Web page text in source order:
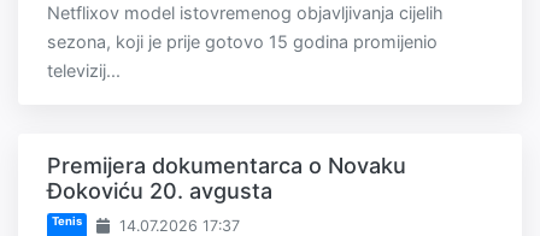
Netflixov model istovremenog objavljivanja cijelih
sezona, koji je prije gotovo 15 godina promijenio
televizij...
Premijera dokumentarca o Novaku
Đokoviću 20. avgusta
Tenis 14.07.2026 17:37